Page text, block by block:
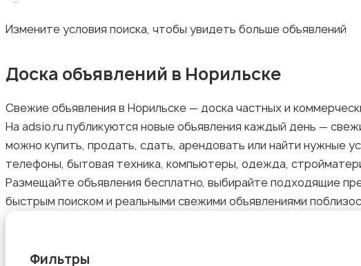
Стройматериалы и инструменты
Видеокурсы
Измените условия поиска, чтобы увидеть больше объявлений
Доска объявлений в Норильске
Свежие объявления в Норильске — доска частных и
На adsio.ru публикуются новые объявления каждый день —
можно купить, продать, сдать, арендовать или найти нужные
телефоны, бытовая техника, компьютеры, одежда,
Размещайте объявления бесплатно, выбирайте подходящие
быстрым поиском и реальными свежими объявлениями
Фильтры